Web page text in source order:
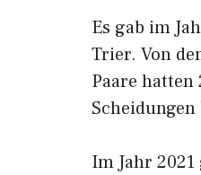
Es gab im
Trier. Von
Paare
Im Jahr